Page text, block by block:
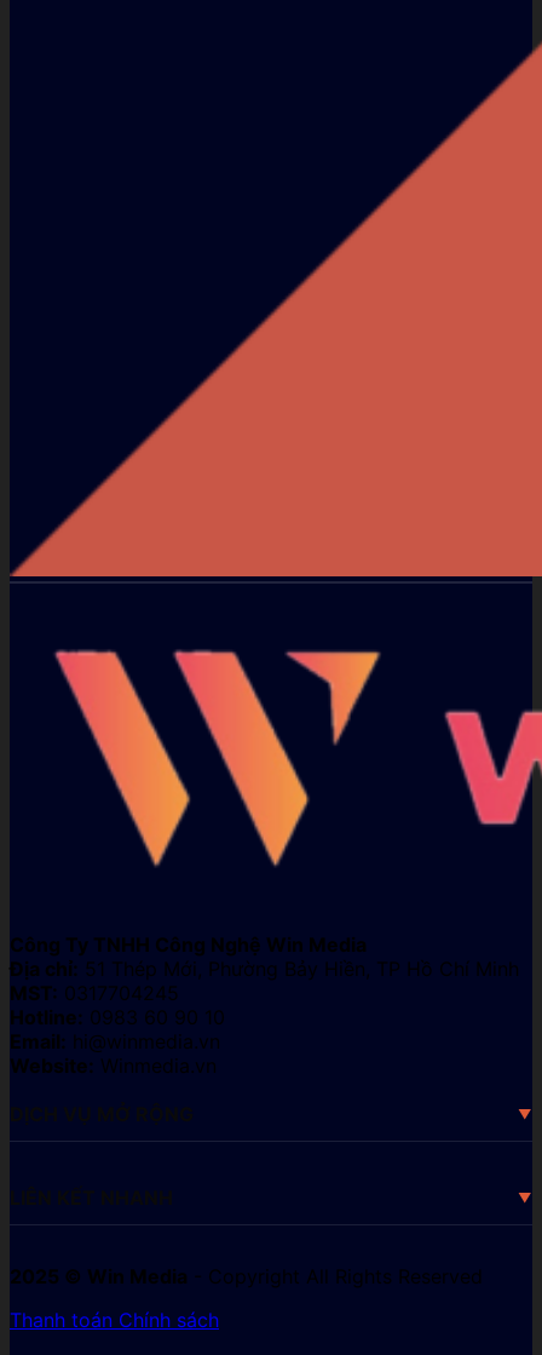
Công Ty TNHH Công Nghệ Win Media
Địa chỉ: 51 Thép Mới, Phường Bảy Hiền, TP Hồ Chí Minh
MST: 0317704245
Hotline: 0983 60 90 10
Email: hi@winmedia.vn
Website: Winmedia.vn
DỊCH VỤ MỞ RỘNG
LIÊN KẾT NHANH
2025 © Win Media - Copyright All Rights Reserved
Thanh toán Chính sách